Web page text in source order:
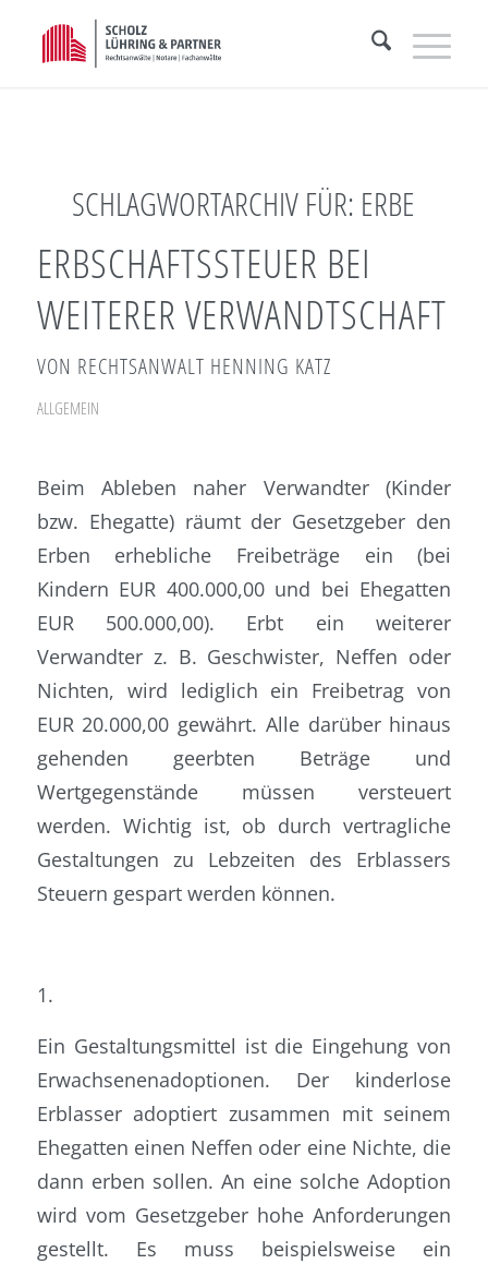
SCHLAGWORTARCHIV FÜR: ERBE
ERBSCHAFTSSTEUER BEI
WEITERER VERWANDTSCHAFT
VON RECHTSANWALT HENNING KATZ
ALLGEMEIN
Beim Ableben naher Verwandter (Kinder
bzw. Ehegatte) räumt der Gesetzgeber den
Erben erhebliche Freibeträge ein (bei
Kindern EUR 400.000,00 und bei Ehegatten
EUR 500.000,00). Erbt ein weiterer
Verwandter z. B. Geschwister, Neffen oder
Nichten, wird lediglich ein Freibetrag von
EUR 20.000,00 gewährt. Alle darüber hinaus
gehenden geerbten Beträge und
Wertgegenstände müssen versteuert
werden. Wichtig ist, ob durch vertragliche
Gestaltungen zu Lebzeiten des Erblassers
Steuern gespart werden können.
1.
Ein Gestaltungsmittel ist die Eingehung von
Erwachsenenadoptionen. Der kinderlose
Erblasser adoptiert zusammen mit seinem
Ehegatten einen Neffen oder eine Nichte, die
dann erben sollen. An eine solche Adoption
wird vom Gesetzgeber hohe Anforderungen
gestellt. Es muss beispielsweise ein